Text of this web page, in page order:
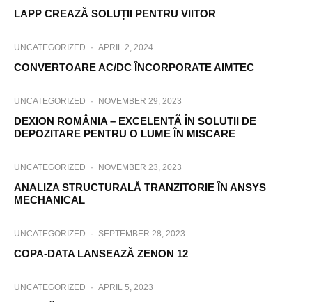
LAPP CREAZĂ SOLUȚII PENTRU VIITOR
UNCATEGORIZED · APRIL 2, 2024
CONVERTOARE AC/DC ÎNCORPORATE AIMTEC
UNCATEGORIZED · NOVEMBER 29, 2023
DEXION ROMÂNIA – EXCELENTÃ ÎN SOLUTII DE
DEPOZITARE PENTRU O LUME ÎN MISCARE
UNCATEGORIZED · NOVEMBER 23, 2023
ANALIZA STRUCTURALĂ TRANZITORIE ÎN ANSYS
MECHANICAL
UNCATEGORIZED · SEPTEMBER 28, 2023
COPA-DATA LANSEAZĂ ZENON 12
UNCATEGORIZED · APRIL 5, 2023